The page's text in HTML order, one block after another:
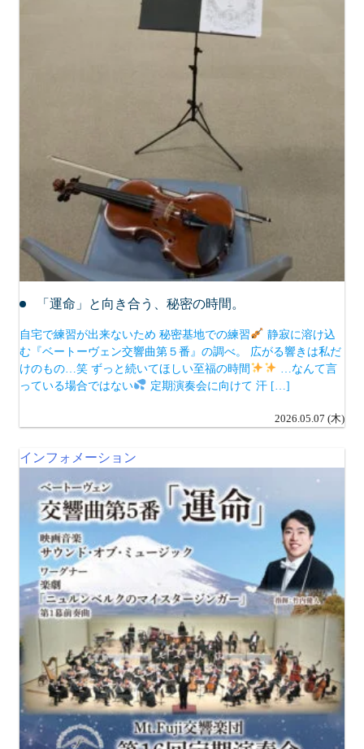
「運命」と向き合う、秘密の時間。
自宅で練習が出来ないため 秘密基地での練習
静寂に溶け込
む『ベートーヴェン交響曲第５番』の調べ。 広がる響きは私だ
けのもの…笑 ずっと続いてほしい至福の時間
…なんて言
っている場合ではない
定期演奏会に向けて 汗 […]
2026.05.07 (木)
インフォメーション